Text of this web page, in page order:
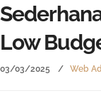
Low
03/03/2025 Web